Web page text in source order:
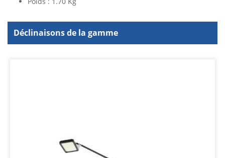
Déclinaisons de la gamme